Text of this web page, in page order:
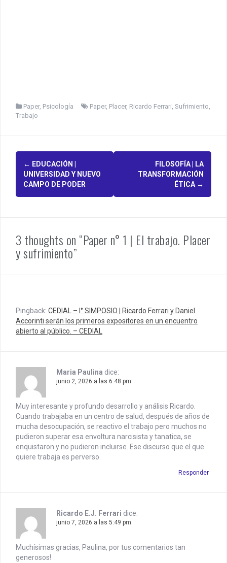
Paper, Psicología Paper, Placer, Ricardo Ferrari, Sufrimiento,
Trabajo
n
a
g
a
i
n
← EDUCACIÓN |
UNIVERSIDAD Y NUEVO
CAMPO DE PODER
FILOSOFÍA | LA
TRANSFORMACIÓN
ÉTICA →
3 thoughts on “Paper n° 1 | El trabajo. Placer
y sufrimiento”
Pingback: CEDIAL – I° SIMPOSIO | Ricardo Ferrari y Daniel
Accorinti serán los primeros expositores en un encuentro
abierto al público. – CEDIAL
Maria Paulina dice:
junio 2, 2026 a las 6:48 pm
Muy interesante y profundo desarrollo y análisis Ricardo.
Cuando trabajaba en un centro de salud, después de años de
mucha desocupación, se reactivo el trabajo pero muchos no
pudieron superar esa envoltura narcisista y tanatica, se
enquistaron y no pudieron incluirse. Ese discurso que el que
quiere trabaja es perverso.
Responder
Ricardo E.J. Ferrari dice:
junio 7, 2026 a las 5:49 pm
Muchísimas gracias, Paulina, por tus comentarios tan
generosos!